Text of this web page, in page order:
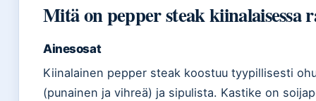
Mitä on pepper steak kiinalaisessa
Ainesosat
Kiinalainen pepper steak koostuu tyypillisesti
(punainen ja vihreä) ja sipulista. Kastike on